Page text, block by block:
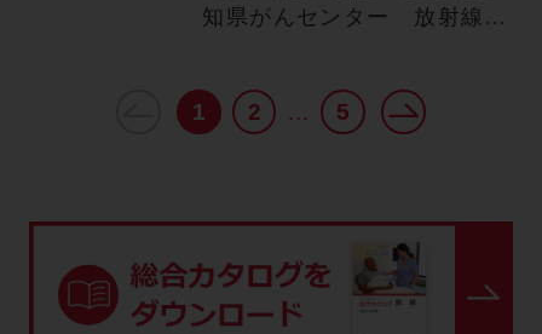
知県がんセンター 放射線診
1 2 … 5